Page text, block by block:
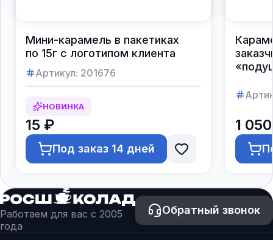
Мини-карамель в пакетиках
по 15г с логотипом клиента
Артикул: 201676
НОВИНКА
15 ₽
Под заказ 14 дней
1
Работаем для вас с 2005
года
Обратный звонок